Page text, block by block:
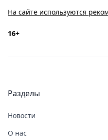
На сайте используются
16+
Разделы
Новости
О нас